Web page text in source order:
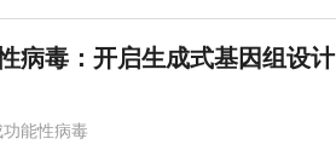
病毒：开启生成式基因组设计
能性病毒